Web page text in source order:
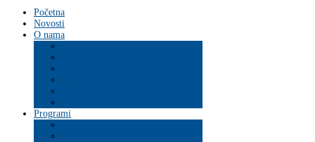
Početna
Novosti
O nama
Programi